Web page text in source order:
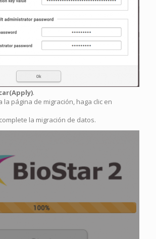
.
la página de migración, haga clic en
la migración de datos.